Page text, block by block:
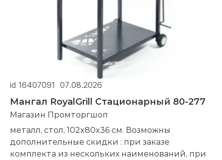
id 16407091 07.08.2026
Мангал RoyalGrill Стационарный 80-277
Магазин Промторгшоп
металл, стол, 102x80x36 см. Возможны
дополнительные скидки : при заказе
комплекта из нескольких наименований, при